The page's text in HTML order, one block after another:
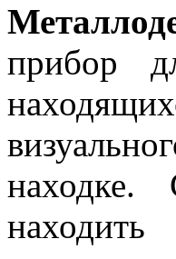
прибор